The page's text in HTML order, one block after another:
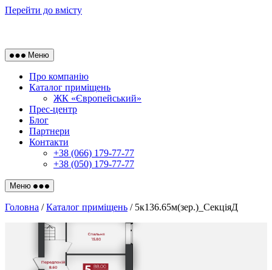
Перейти до вмісту
Меню
Про компанію
Каталог приміщень
ЖК «Європейський»
Прес-центр
Блог
Партнери
Контакти
+38 (066) 179-77-77
+38 (050) 179-77-77
Меню
Головна /Каталог приміщень / 5к136.65м(зер.)_СекціяД